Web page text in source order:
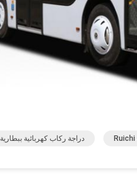
دراجة ركاب كهربائية ببطارية LiFePo4